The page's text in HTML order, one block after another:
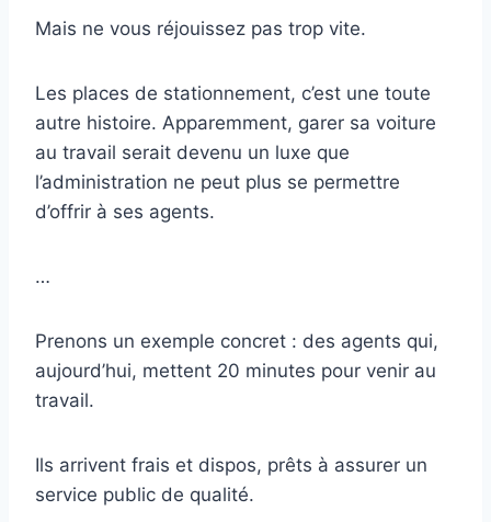
Mais ne vous réjouissez pas trop vite.
Les places de stationnement, c’est une toute
autre histoire. Apparemment, garer sa voiture
au travail serait devenu un luxe que
l’administration ne peut plus se permettre
d’offrir à ses agents.
…
Prenons un exemple concret : des agents qui,
aujourd’hui, mettent 20 minutes pour venir au
travail.
Ils arrivent frais et dispos, prêts à assurer un
service public de qualité.